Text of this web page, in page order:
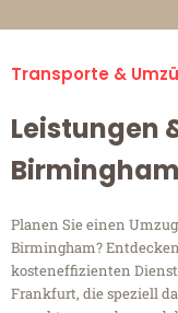
Transporte &
Leistungen
Birmingham
Planen Sie einen
Birmingham?
kosteneffizienten
Frankfurt, die speziell